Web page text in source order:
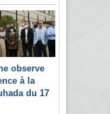
observe
à la
du 17